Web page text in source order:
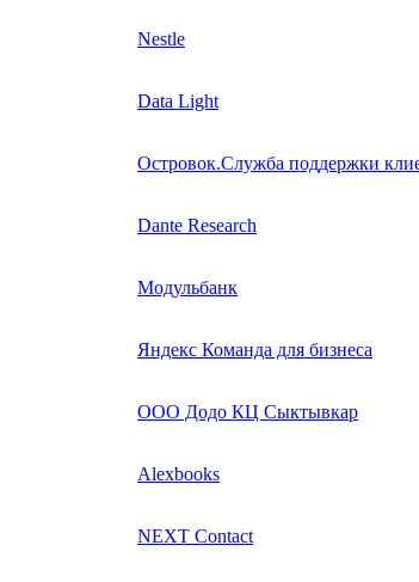
Nestle
Data Light
Островок.Служба поддержки
Dante Research
Модульбанк
Яндекс Команда для бизнеса
ООО Додо КЦ Сыктывкар
Alexbooks
NEXT Contact